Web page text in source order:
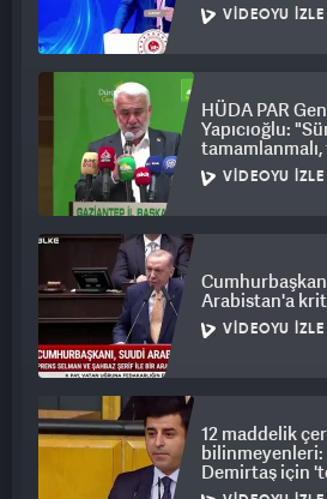
VIDEOYU İZLE
HÜDA PAR
Yapıcıoğlu:
VIDEOYU İZLE
Arabistan'a
VIDEOYU İZLE
12 maddelik
Demirtaş için